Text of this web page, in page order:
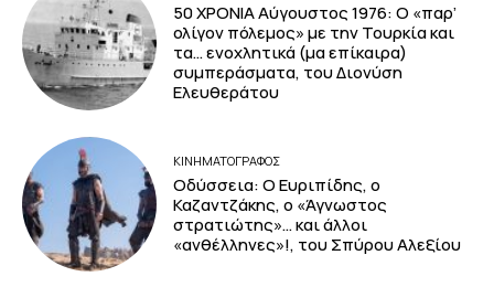
50 ΧΡΟΝΙΑ Αύγουστος 1976: Ο «παρ’
ολίγον πόλεμος» με την Τουρκία και
τα… ενοχλητικά (μα επίκαιρα)
συμπεράσματα, του Διονύση
Ελευθεράτου
ΚΙΝΗΜΑΤΟΓΡΆΦΟΣ
Οδύσσεια: Ο Ευριπίδης, ο
Καζαντζάκης, ο «Άγνωστος
στρατιώτης»… και άλλοι
«ανθέλληνες»!, του Σπύρου Αλεξίου